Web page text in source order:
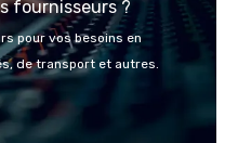
fournisseurs ?
pour vos besoins en
de transport et autres.